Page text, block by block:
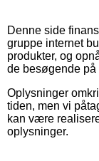
Denne side
gruppe internet
produkter, og
de besøgende på
Oplysninger
tiden, men vi
kan være
oplysninger.